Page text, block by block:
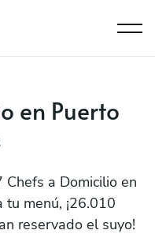
en Puerto
a Domicilio en
menú, ¡26.010
reservado el suyo!